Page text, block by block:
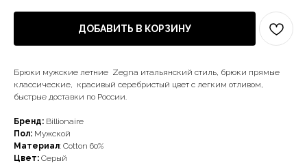
ДОБАВИТЬ В КОРЗИНУ
Брюки мужские летние Zegna итальянский стиль, брюки прямые
классические, красивый серебристый цвет с легким отливом,
быстрые доставки по России.
Бренд: Billionaire
Пол: Мужской
Материал: Cotton 60%
Цвет: Серый